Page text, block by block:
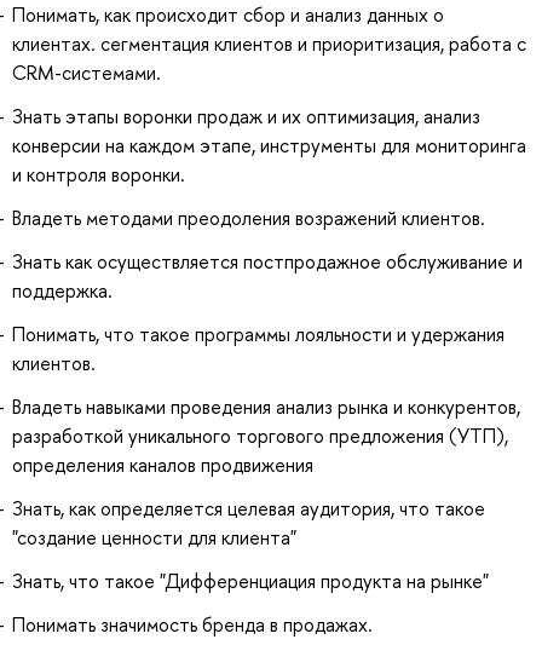
Понимать, как происходит сбор и анализ данных о
клиентах. сегментация клиентов и приоритизация, работа с
CRM-системами.
Знать этапы воронки продаж и их оптимизация, анализ
конверсии на каждом этапе, инструменты для мониторинга
и контроля воронки.
Владеть методами преодоления возражений клиентов.
Знать как осуществляется постпродажное обслуживание и
поддержка.
Понимать, что такое программы лояльности и удержания
клиентов.
Владеть навыками проведения анализ рынка и конкурентов,
разработкой уникального торгового предложения (УТП),
определения каналов продвижения
Знать, как определяется целевая аудитория, что такое
"создание ценности для клиента"
Знать, что такое "Дифференциация продукта на рынке"
Понимать значимость бренда в продажах.